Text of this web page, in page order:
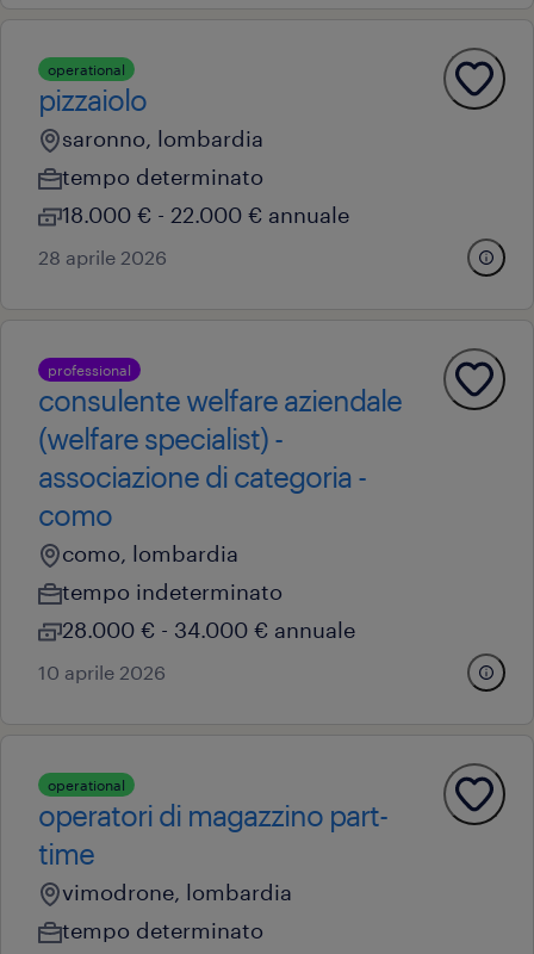
operational
pizzaiolo
saronno, lombardia
tempo determinato
18.000 € - 22.000 € annuale
28 aprile 2026
professional
consulente welfare aziendale
(welfare specialist) -
associazione di categoria -
como
como, lombardia
tempo indeterminato
28.000 € - 34.000 € annuale
10 aprile 2026
operational
operatori di magazzino part-
time
vimodrone, lombardia
tempo determinato